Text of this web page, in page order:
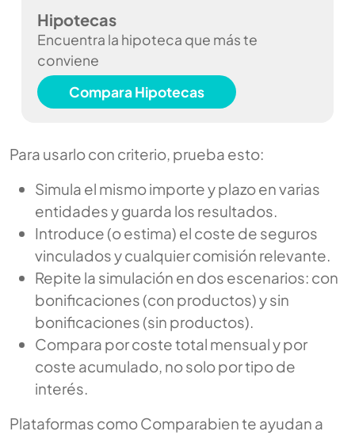
Hipotecas
Encuentra la hipoteca que más te
conviene
Compara Hipotecas
Para usarlo con criterio, prueba esto:
Simula el mismo importe y plazo en varias
entidades y guarda los resultados.
Introduce (o estima) el coste de seguros
vinculados y cualquier comisión relevante.
Repite la simulación en dos escenarios: con
bonificaciones (con productos) y sin
bonificaciones (sin productos).
Compara por coste total mensual y por
coste acumulado, no solo por tipo de
interés.
Plataformas como Comparabien te ayudan a